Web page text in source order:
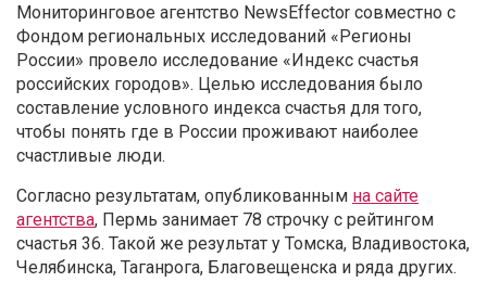
Мониторинговое агентство NewsEffector совместно с
Фондом региональных исследований «Регионы
России» провело исследование «Индекс счастья
российских городов». Целью исследования было
составление условного индекса счастья для того,
чтобы понять где в России проживают наиболее
счастливые люди.
Согласно результатам, опубликованным на сайте
агентства, Пермь занимает 78 строчку с рейтингом
счастья 36. Такой же результат у Томска, Владивостока,
Челябинска, Таганрога, Благовещенска и ряда других.